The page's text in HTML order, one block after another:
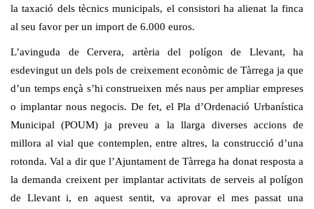
la taxació dels tècnics municipals, el consistori ha alienat la finca
al seu favor per un import de 6.000 euros.
L’avinguda de Cervera, artèria del polígon de Llevant, ha
esdevingut un dels pols de creixement econòmic de Tàrrega ja que
d’un temps ençà s’hi construeixen més naus per ampliar empreses
o implantar nous negocis. De fet, el Pla d’Ordenació Urbanística
Municipal (POUM) ja preveu a la llarga diverses accions de
millora al vial que contemplen, entre altres, la construcció d’una
rotonda. Val a dir que l’Ajuntament de Tàrrega ha donat resposta a
la demanda creixent per implantar activitats de serveis al polígon
de Llevant i, en aquest sentit, va aprovar el mes passat una